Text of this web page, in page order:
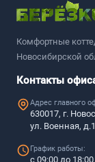
Комфортные
Новосибирской
Контакты
Адрес главного
630017, г.
ул. Военная,
График работы:
с 09:00 до